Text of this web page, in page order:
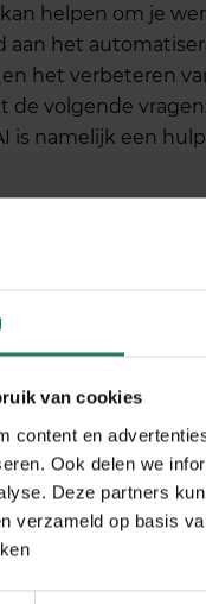
van cookies
content en
Ook delen we
Deze partners
verzameld op basis
helpen om je
aan het
het verbeteren
volgende
is namelijk een
AI-oplossingen
behoeften en
sterker nog:
en breid dit
unieke